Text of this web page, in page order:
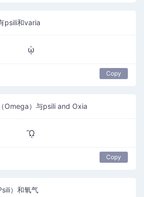
psili和varia
ᾡ
Copy
Omega）与psili and Oxia
ᾪ
Copy
）和氧气